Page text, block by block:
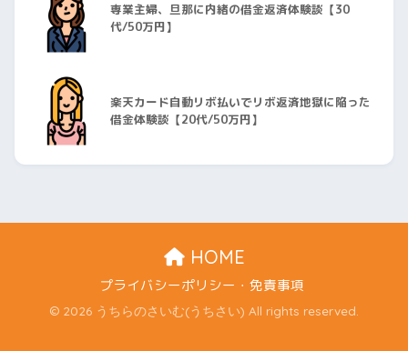
専業主婦、旦那に内緒の借金返済体験談【30
代/50万円】
楽天カード自動リボ払いでリボ返済地獄に陥った
借金体験談【20代/50万円】
HOME
プライバシーポリシー・免責事項
© 2026 うちらのさいむ(うちさい) All rights reserved.